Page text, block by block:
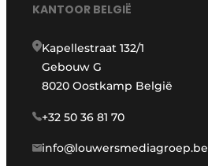
KANTOOR BELGIË
Kapellestraat 132/1
Gebouw G
8020 Oostkamp België
+32 50 36 81 70
info@louwersmediagroep.be